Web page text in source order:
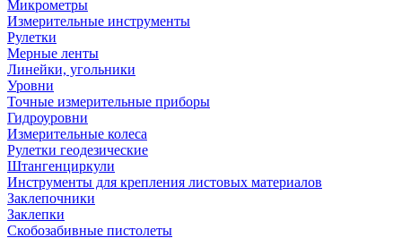
Микрометры
Измерительные инструменты
Рулетки
Мерные ленты
Линейки, угольники
Уровни
Точные измерительные приборы
Гидроуровни
Измерительные колеса
Рулетки геодезические
Штангенциркули
Инструменты для крепления листовых материалов
Заклепочники
Заклепки
Скобозабивные пистолеты